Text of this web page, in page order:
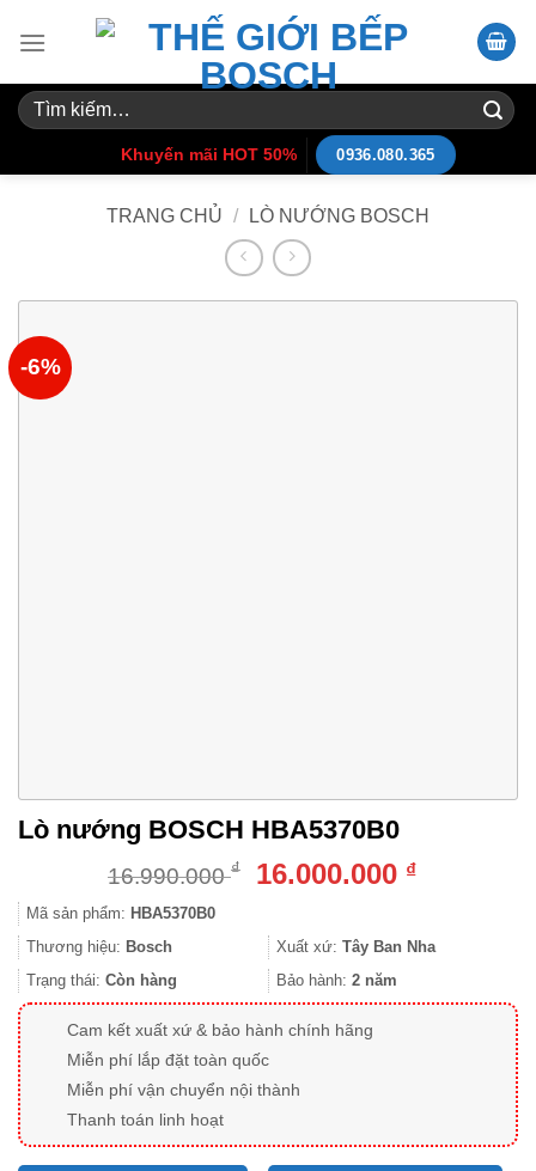
Tìm
kiếm:
Khuyến mãi HOT 50% 0936.080.365
TRANG CHỦ / LÒ NƯỚNG BOSCH
-6%
Lò nướng BOSCH HBA5370B0
16.990.000₫
Giá
16.990.000 ₫.
16.000.000 ₫Giá
là:
Mã sản phẩm: HBA5370B0
Thương hiệu: Bosch Xuất xứ: Tây Ban Nha
Trạng thái: Còn hàng Bảo hành: 2 năm
Cam kết xuất xứ & bảo hành chính hãng
Miễn phí lắp đặt toàn quốc
Miễn phí vận chuyển nội thành
Thanh toán linh hoạt